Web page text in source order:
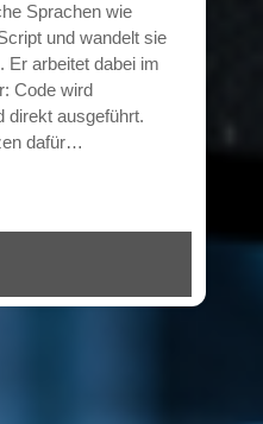
Sprachen wie
und wandelt sie
Er arbeitet dabei im
Code wird
direkt ausgeführt.
dafür…